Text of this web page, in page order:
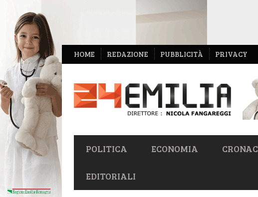
NAVIGAZIONE
SECONDARIA
HOME REDAZIONE PUBBLICITÀ PRIVACY
NAVIGAZIONE
PRIMARIA
POLITICA ECONOMIA
EDITORIALI